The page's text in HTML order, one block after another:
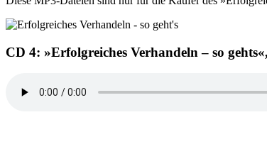
CD 4: »Erfolgreiches Verhandeln – so